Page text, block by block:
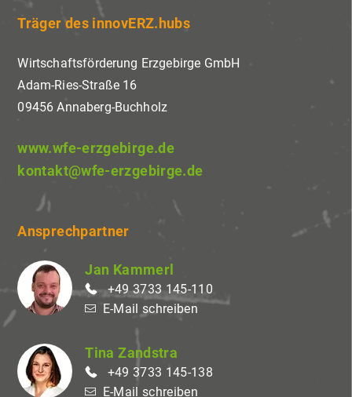
Träger des innovERZ.hubs
Wirtschaftsförderung Erzgebirge GmbH
Adam-Ries-Straße 16
09456 Annaberg-Buchholz
www.wfe-erzgebirge.de
kontakt@wfe-erzgebirge.de
Ansprechpartner
Jan Kammerl
+49 3733 145-110
E-Mail schreiben
Tina Zandstra
+49 3733 145-138
E-Mail schreiben